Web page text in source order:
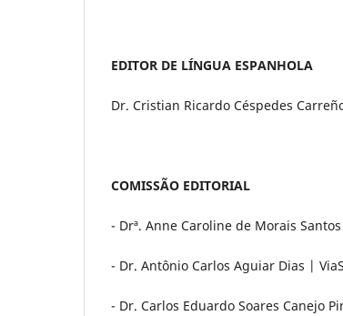
EDITOR DE LÍNGUA ESPANHOLA
Dr. Cristian Ricardo Céspedes
COMISSÃO EDITORIAL
- Drª. Anne Caroline de Morais
- Dr. Antônio Carlos Aguiar Dias |
- Dr. Carlos Eduardo Soares Canejo